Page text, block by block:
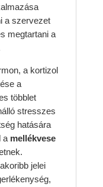
a szervezet
megtartani a
a kortizol
a
többlet
stresszes
hatására
amellékvese
jelei